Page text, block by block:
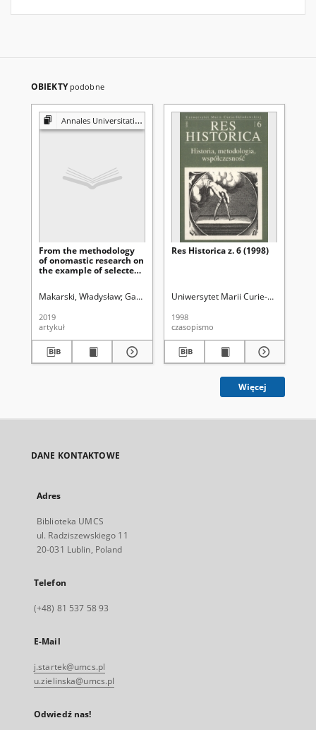
OBIEKTY podobne
Annales Universitatis Mariae Curie-Skłodowska. Sectio FF, Philologiae
From the methodology
of onomastic research on
the example of selected
Makarski, Władysław Gabryś-Sławińska, Monika. Red.
2019
artykuł
Res Historica z. 6 (1998)
Uniwersytet Marii Curie-
1998
czasopismo
Więcej
DANE KONTAKTOWE
Adres
Biblioteka UMCS
ul. Radziszewskiego 11
20-031 Lublin, Poland
Telefon
(+48) 81 537 58 93
E-Mail
j.startek@umcs.pl
u.zielinska@umcs.pl
Odwiedź nas!